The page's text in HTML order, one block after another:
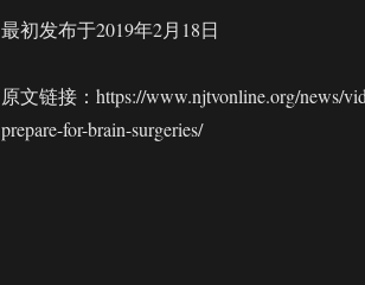
最初发布于2019年2月18日
原文链接：https://www.njtvonline.org/news/
prepare-for-brain-surgeries/